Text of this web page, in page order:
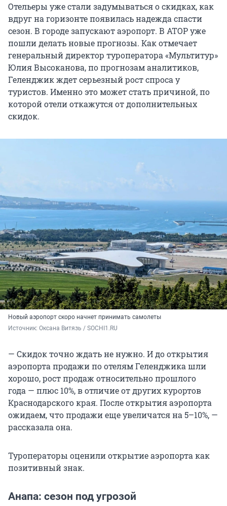
Отельеры уже стали задумываться о скидках, как
вдруг на горизонте появилась надежда спасти
сезон. В городе запускают аэропорт. В АТОР уже
пошли делать новые прогнозы. Как отмечает
генеральный директор туроператора «Мультитур»
Юлия Высоканова, по прогнозам аналитиков,
Геленджик ждет серьезный рост спроса у
туристов. Именно это может стать причиной, по
которой отели откажутся от дополнительных
скидок.
Новый аэропорт скоро начнет принимать самолеты
Источник: Оксана Витязь / SOCHI1.RU
— Скидок точно ждать не нужно. И до открытия
аэропорта продажи по отелям Геленджика шли
хорошо, рост продаж относительно прошлого
года — плюс 10%, в отличие от других курортов
Краснодарского края. После открытия аэропорта
ожидаем, что продажи еще увеличатся на 5–10%, —
рассказала она.
Туроператоры оценили открытие аэропорта как
позитивный знак.
Анапа: сезон под угрозой